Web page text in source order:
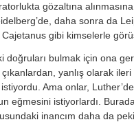
gözaltına
daha son­ra da
gibi kimselerle
doğruları bulmak için ona
çıkanlardan, yanlış olarak
istiyordu. Ama onlar,
eğmesini istiyorlardı.
inancım daha da